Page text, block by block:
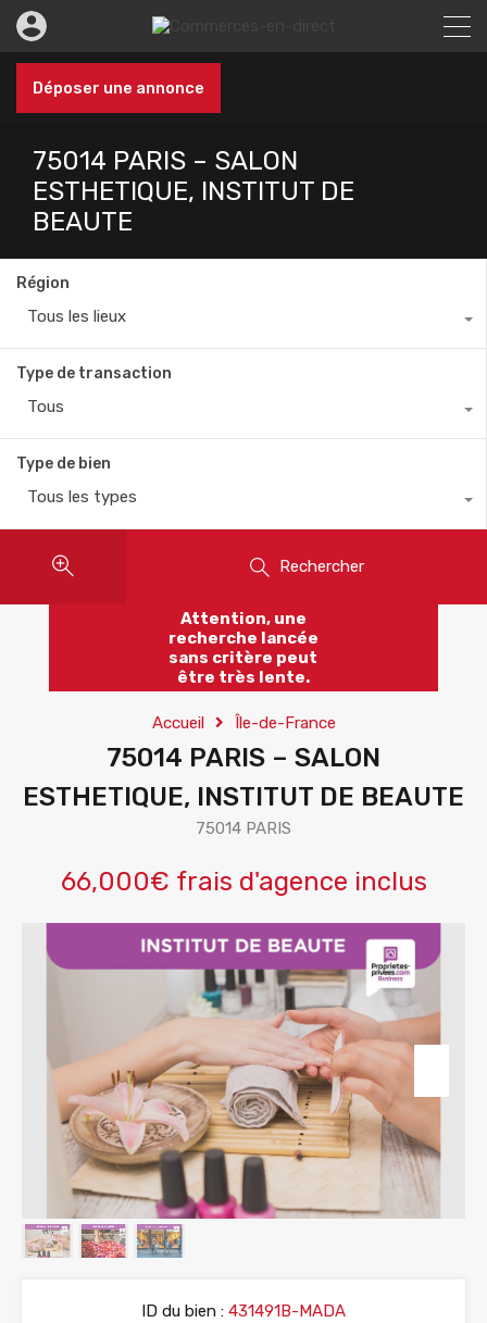
Déposer une annonce
75014 PARIS – SALON
ESTHETIQUE, INSTITUT DE
BEAUTE
Région
Tous les lieux
Type de transaction
Tous
Type de bien
Tous les types
Rechercher
Attention, une
recherche lancée
sans critère peut
être très lente.
Accueil Île-de-France
75014 PARIS – SALON
ESTHETIQUE, INSTITUT DE BEAUTE
75014 PARIS
66,000€ frais d'agence inclus
ID du bien : 431491B-MADA